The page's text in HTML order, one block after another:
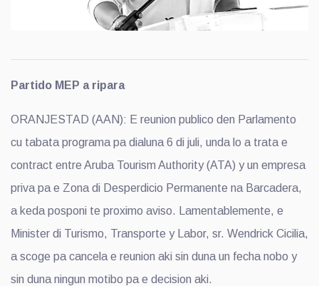
Partido MEP a ripara
ORANJESTAD (AAN): E reunion publico den Parlamento
cu tabata programa pa dialuna 6 di juli, unda lo a trata e
contract entre Aruba Tourism Authority (ATA) y un empresa
priva pa e Zona di Desperdicio Permanente na Barcadera,
a keda posponi te proximo aviso. Lamentablemente, e
Minister di Turismo, Transporte y Labor, sr. Wendrick Cicilia,
a scoge pa cancela e reunion aki sin duna un fecha nobo y
sin duna ningun motibo pa e decision aki.